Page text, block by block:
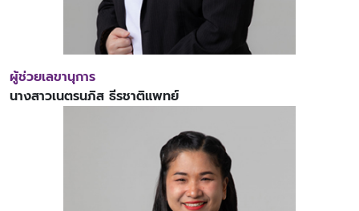
ผู้ช่วยเลขานุการ
นางสาวเนตรนภิส ธีรชาติแพทย์